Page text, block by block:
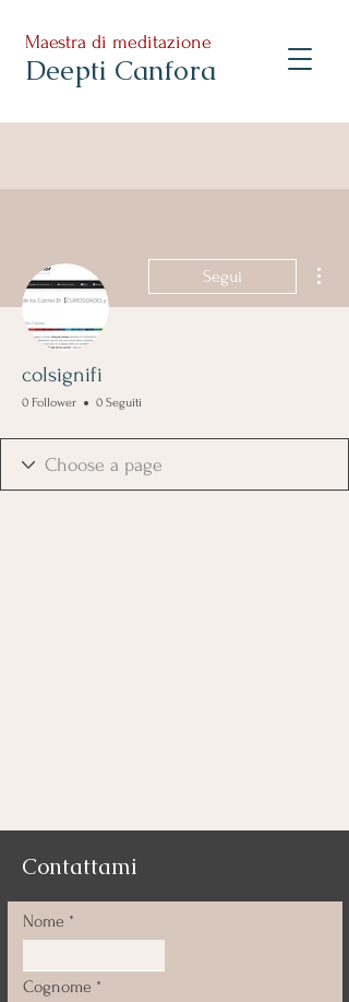
Maestra di meditazione
Deepti Canfora
Segui
colsignifi
0 Follower 0 Seguiti
Contattami
Nome
Cognome